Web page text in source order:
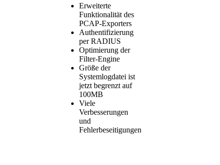
Erweiterte
Funktionalität des
PCAP-Exporters
Authentifizierung
per RADIUS
Optimierung der
Filter-Engine
Größe der
Systemlogdatei ist
jetzt begrenzt auf
100MB
Viele
Verbesserungen
und
Fehlerbeseitigungen